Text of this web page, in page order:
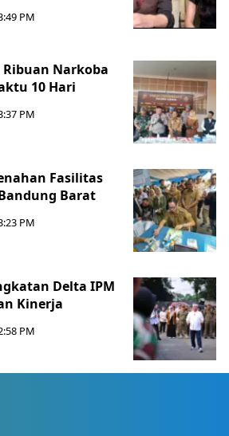
PM
Ribuan Narkoba
10 Hari
PM
Fasilitas
Barat
PM
Delta IPM
Kinerja
PM